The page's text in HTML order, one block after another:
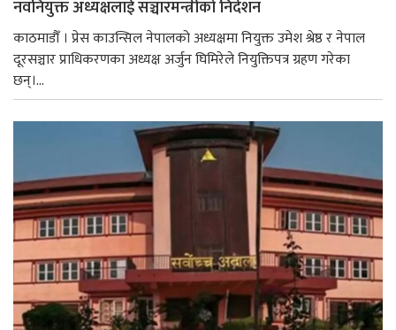
नवनियुक्त अध्यक्षलाई सञ्चारमन्त्रीको निर्देशन
काठमाडौँ । प्रेस काउन्सिल नेपालको अध्यक्षमा नियुक्त उमेश श्रेष्ठ र नेपाल
दूरसञ्चार प्राधिकरणका अध्यक्ष अर्जुन घिमिरेले नियुक्तिपत्र ग्रहण गरेका
छन्।...